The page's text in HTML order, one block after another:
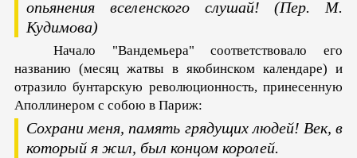
опьянения вселенского слушай!
(Пер. М.
Кудимова)
Начало "Вандемьера" соответствовало его
названию (месяц жатвы в якобинском календаре) и
отразило бунтарскую революционность, принесенную
Аполлинером с собою в Париж:
Сохрани меня, память грядущих людей! Век, в
который я жил, был концом королей.